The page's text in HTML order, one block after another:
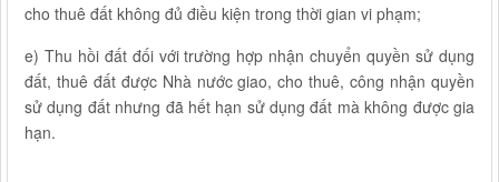
cho thuê đất không đủ điều kiện trong thời gian vi phạm;
e) Thu hồi đất đối với trường hợp nhận chuyển quyền sử dụng
đất, thuê đất được Nhà nước giao, cho thuê, công nhận quyền
sử dụng đất nhưng đã hết hạn sử dụng đất mà không được gia
hạn.